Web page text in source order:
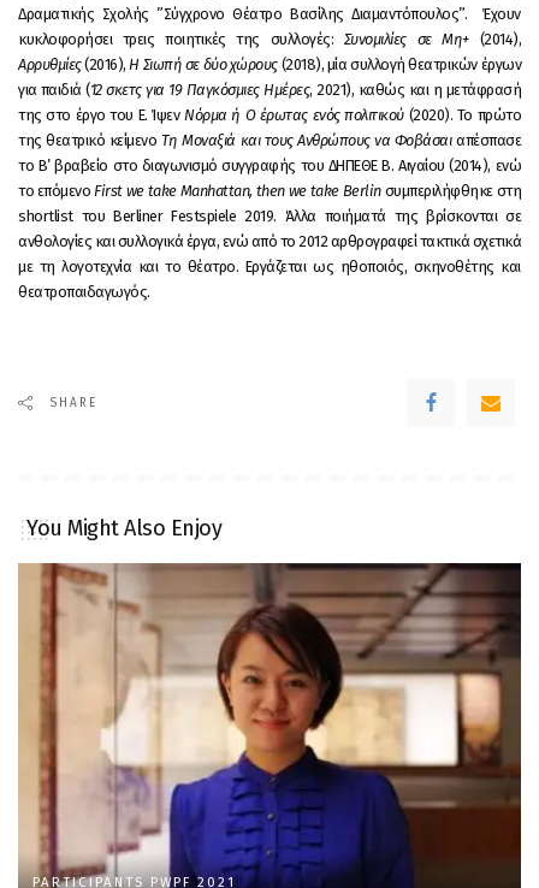
‌Δραματικής‌ ‌Σχολής‌ ‌”Σύγχρονο‌ ‌Θέατρο‌ ‌Βασίλης‌ ‌Διαμαντόπουλος”.‌ ‌‌ ‌Έχουν‌
‌κυκλοφορήσει‌ ‌τρεις‌ ‌ποιητικές‌ ‌της‌ ‌συλλογές:‌ ‌‌Συνομιλίες‌ ‌σε‌ ‌Μη+‌‌‌(2014),‌
Αρρυθμίες‌‌(2016),‌ ‌‌Η‌ ‌Σιωπή‌ ‌σε‌ ‌δύο‌‌χώρους‌‌‌(2018),‌ ‌μία‌ ‌συλλογή‌ ‌θεατρικών‌ ‌έργων‌
‌για‌ ‌παιδιά‌ ‌(‌12‌ ‌σκετς‌ ‌για‌ ‌19‌ ‌Παγκόσμιες‌ ‌Ημέρες‌,‌ ‌2021), καθώς και η μετάφρασή
της στο έργο του Ε. Ίψεν Νόρμα ή Ο έρωτας ενός πολιτικού (2020). Το‌ ‌πρώτο‌
‌της‌ ‌θεατρικό‌ ‌κείμενο‌ ‌‌ Τη‌‌ ‌‌Μοναξιά‌ και‌ ‌τους‌ ‌Ανθρώπους‌ ‌να‌ ‌Φοβάσαι‌‌‌απέσπασε‌
‌το‌ ‌Β’‌ ‌βραβείο‌ ‌στο‌ ‌διαγωνισμό‌ ‌συγγραφής‌ ‌του‌ ‌ΔΗΠΕΘΕ‌ ‌Β.‌ ‌Αιγαίου‌ ‌(2014)‌,‌ ‌ενώ‌
‌το‌ ‌επόμενο‌‌‌First‌ ‌we‌ ‌take‌ ‌Manhattan,‌ ‌then‌ ‌we‌ ‌take‌ ‌Berlin‌‌συμπεριλήφθηκε ‌στη‌
‌shortlist‌ του‌ ‌Berliner‌ ‌Festspiele‌ ‌2019.‌ ‌Άλλα‌ ‌ποιήματά‌ ‌της‌ ‌βρίσκονται‌ ‌σε‌
‌ανθολογίες‌ ‌και‌ ‌συλλογικά‌ ‌έργα, ενώ από το 2012 αρθρογραφεί τακτικά σχετικά
με τη λογοτεχνία και το θέατρο.‌ ‌Εργάζεται‌ ‌ως‌ ‌ηθοποιός,‌ ‌σκηνοθέτης‌ ‌και‌
‌θεατροπαιδαγωγός.‌ ‌ ‌
SHARE
You Might Also Enjoy
PARTICIPANTS PWPF 2021